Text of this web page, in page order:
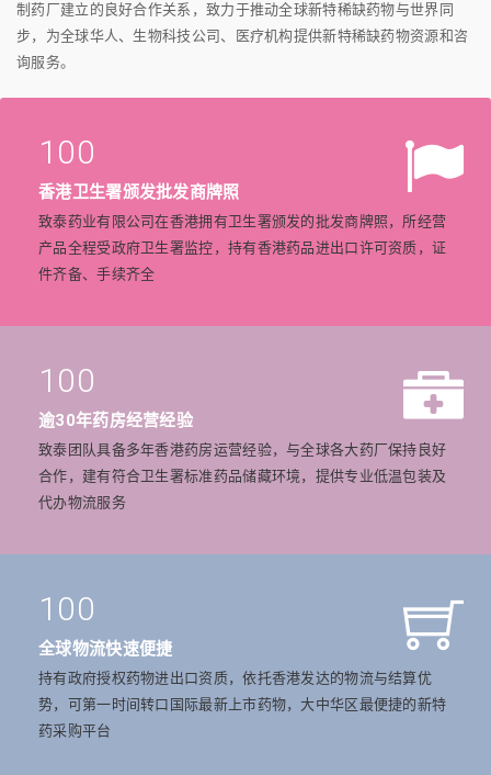
制药厂建立的良好合作关系，致力于推动全球新特稀缺药物与世界同
步，为全球华人、生物科技公司、医疗机构提供新特稀缺药物资源和咨
询服务。
100
香港卫生署颁发批发商牌照
致泰药业有限公司在香港拥有卫生署颁发的批发商牌照，所经营
产品全程受政府卫生署监控，持有香港药品进出口许可资质，证
件齐备、手续齐全
100
逾30年药房经营经验
致泰团队具备多年香港药房运营经验，与全球各大药厂保持良好
合作，建有符合卫生署标准药品储藏环境，提供专业低温包装及
代办物流服务
100
全球物流快速便捷
持有政府授权药物进出口资质，依托香港发达的物流与结算优
势，可第一时间转口国际最新上市药物，大中华区最便捷的新特
药采购平台